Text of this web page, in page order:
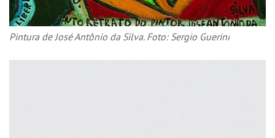
Pintura de José Antônio da Silva. Foto: Sergio Guerini